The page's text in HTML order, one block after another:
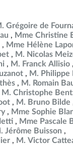
Grégoire de
Mme Christine
Mme Hélène
M. Nicolas
M. Franck Allisio
M. Philippe
M. Romain
M. Christophe
M. Bruno Bilde
Mme Sophie
Mme Pascale
Jérôme Buisson
M. Victor